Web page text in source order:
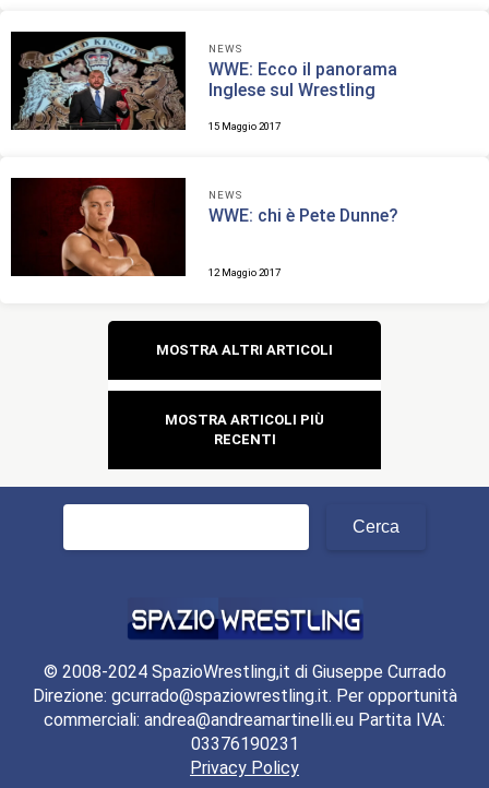
NEWS
WWE: Ecco il panorama
Inglese sul Wrestling
15 Maggio 2017
NEWS
WWE: chi è Pete Dunne?
12 Maggio 2017
Navigazione
articoli
MOSTRA ALTRI ARTICOLI
MOSTRA ARTICOLI PIÙ
RECENTI
Ricerca
© 2008-2024 SpazioWrestling,it di Giuseppe Currado
Direzione: gcurrado@spaziowrestling.it. Per opportunità
commerciali: andrea@andreamartinelli.eu Partita IVA:
03376190231
Privacy Policy